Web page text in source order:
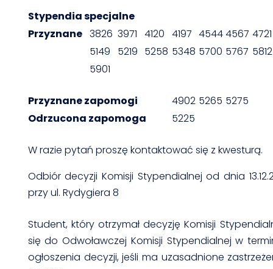
Stypendia specjalne
Przyznane 3826 3971 4120 4197 45444567 4721
5149
5219 5258 5348 5700 5767 5812
5901
Przyznane zapomogi 4902 5265 5275
Odrzucona zapomoga
5225
W razie pytań proszę kontaktować się z kwesturą.
Odbiór decyzji Komisji Stypendialnej od dnia
przy ul. Rydygiera 8
Student, który otrzymał decyzję Komisji
się do Odwoławczej Komisji Stypendialnej w
ogłoszenia decyzji, jeśli ma uzasadnione